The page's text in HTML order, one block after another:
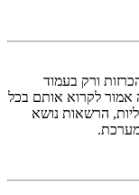
ורק בעמוד
לקרוא אותם בכל
הרשאות נושא